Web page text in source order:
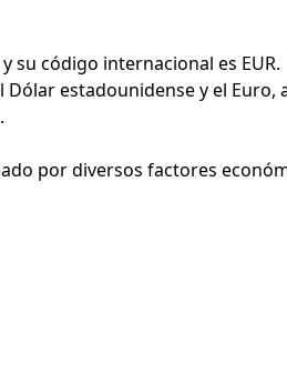
su código internacional es EUR.
estadounidense y el Euro,
por diversos factores